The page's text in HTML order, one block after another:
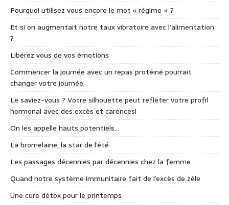
Pourquoi utilisez vous encore le mot « régime » ?
Et si on augmentait notre taux vibratoire avec l’alimentation
?
Libérez vous de vos émotions
Commencer la journée avec un repas protéiné pourrait
changer votre journée
Le saviez-vous ? Votre silhouette peut refléter votre profil
hormonal avec des excès et carences!
On les appelle hauts potentiels…
La bromelaine, la star de l’été
Les passages décennies par décennies chez la femme
Quand notre système immunitaire fait de l’excès de zèle
Une cure détox pour le printemps